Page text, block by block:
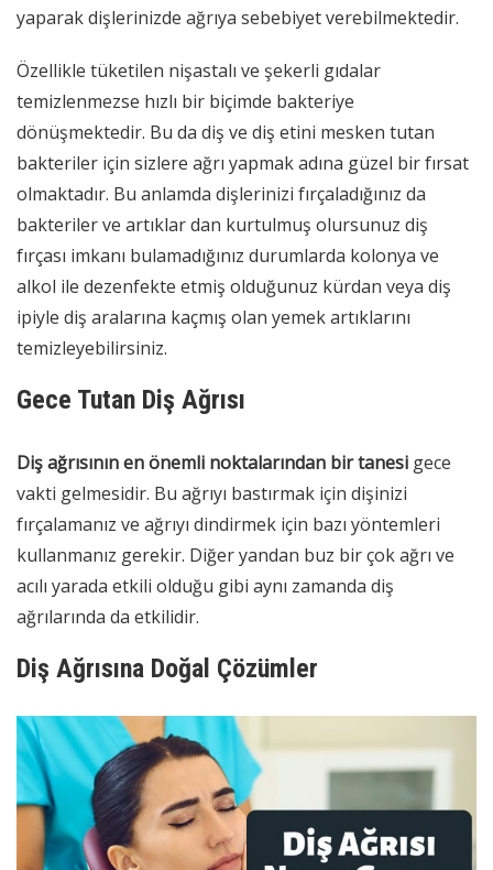
yaparak dişlerinizde ağrıya sebebiyet verebilmektedir.
Özellikle tüketilen nişastalı ve şekerli gıdalar
temizlenmezse hızlı bir biçimde bakteriye
dönüşmektedir. Bu da diş ve diş etini mesken tutan
bakteriler için sizlere ağrı yapmak adına güzel bir fırsat
olmaktadır. Bu anlamda dişlerinizi fırçaladığınız da
bakteriler ve artıklar dan kurtulmuş olursunuz diş
fırçası imkanı bulamadığınız durumlarda kolonya ve
alkol ile dezenfekte etmiş olduğunuz kürdan veya diş
ipiyle diş aralarına kaçmış olan yemek artıklarını
temizleyebilirsiniz.
Gece Tutan Diş Ağrısı
Diş ağrısının en önemli noktalarından bir tanesi gece
vakti gelmesidir. Bu ağrıyı bastırmak için dişinizi
fırçalamanız ve ağrıyı dindirmek için bazı yöntemleri
kullanmanız gerekir. Diğer yandan buz bir çok ağrı ve
acılı yarada etkili olduğu gibi aynı zamanda diş
ağrılarında da etkilidir.
Diş Ağrısına Doğal Çözümler